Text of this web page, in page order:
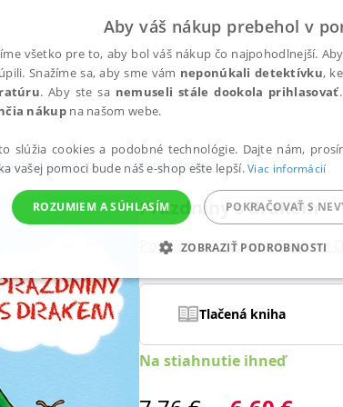
pre deti Prvé čítanie
Prázdniny s drakem
Pospíšilová Zuzana,Skalová
Tlačená kniha
Na stiahnutie ihneď
Aby váš nákup prebehol v
všetko pre to, aby bol váš nákup čo najpohodlnejší.
Snažíme sa, aby sme vám neponúkali detektívku,
. Aby ste sa nemuseli stále dookola prihlasovať
nákupna našom webe.
slúžia cookies a podobné technológie. Dajte nám,
vašej pomoci bude náš e-shop ešte lepší.Viac informácií
ROZUMIEM A SÚHLASÍM POKRAČOVAŤ S
ZOBRAZIŤ PODROBNOSTI
ANALYTICKÉ MARKETINGOVÉ
Potrebné Analytické Marketingové
stránky, ako je prihlásenie používateľa a správa účtu. Bez